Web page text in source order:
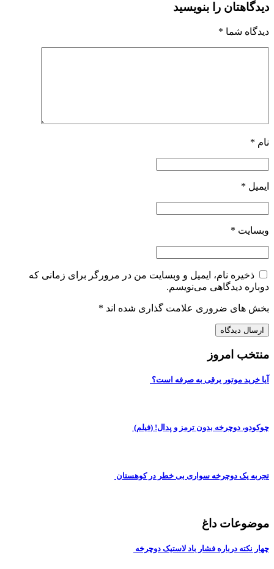
دیدگاهتان را بنویسید
دیدگاه شما *
نام *
ایمیل *
وبسایت *
ذخیره نام، ایمیل و وبسایت من در مرورگر برای زمانی که
دوباره دیدگاهی می‌نویسم.
بخش های ضروری علامت گذاری شده اند *
منتخب امروز
آیا خرید موتور برقی به صرفه است؟
چوکودو، دوچرخه بدون ترمز و پدال! (فیلم)
تجربه یک دوچرخه سواری بی خطر در کوهستان
موضوعات داغ
چهار نکته درباره فشار باد لاستیک دوچرخه